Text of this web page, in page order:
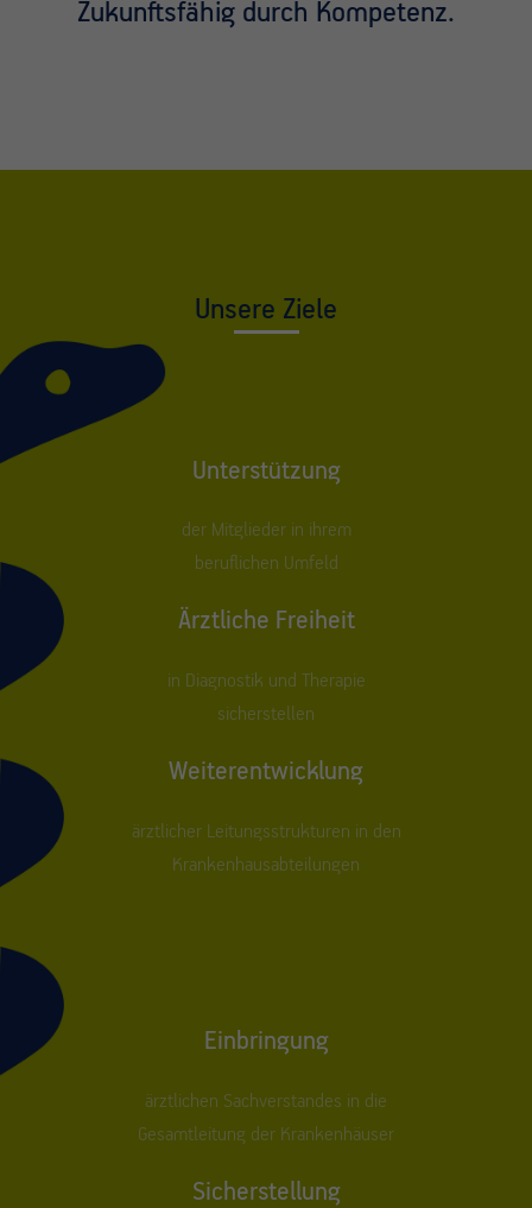
Zukunftsfähig durch Kompetenz.
Unsere Ziele
Unterstützung
der Mitglieder in ihrem
beruflichen Umfeld
Ärztliche Freiheit
in Diagnostik und Therapie
sicherstellen
Weiterentwicklung
ärztlicher Leitungsstrukturen in den
Krankenhausabteilungen
Einbringung
ärztlichen Sachverstandes in die
Gesamtleitung der Krankenhäuser
Sicherstellung